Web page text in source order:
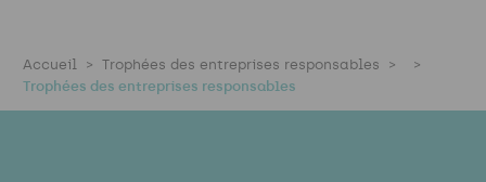
Accueil
Trophées des entreprises responsables
Trophées des entreprises responsables